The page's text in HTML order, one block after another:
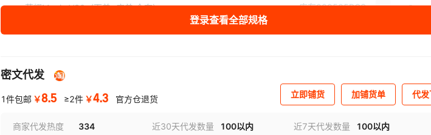
荣耀Magic VS2（面盖+底盖 全套） 库存999505PCS
荣耀Magic V5（面盖+底盖 全套）
荣耀Magic V6（面盖+底盖 全套） 库存999348PCS
登录查看全部规格
密文代发
1件包邮 ￥8.5 ≥2件 ￥4.3 官方仓退货 立即铺货 加铺货单 代
商家代发热度 334 近30天代发数量 100以内 近7天代发数量
100以内